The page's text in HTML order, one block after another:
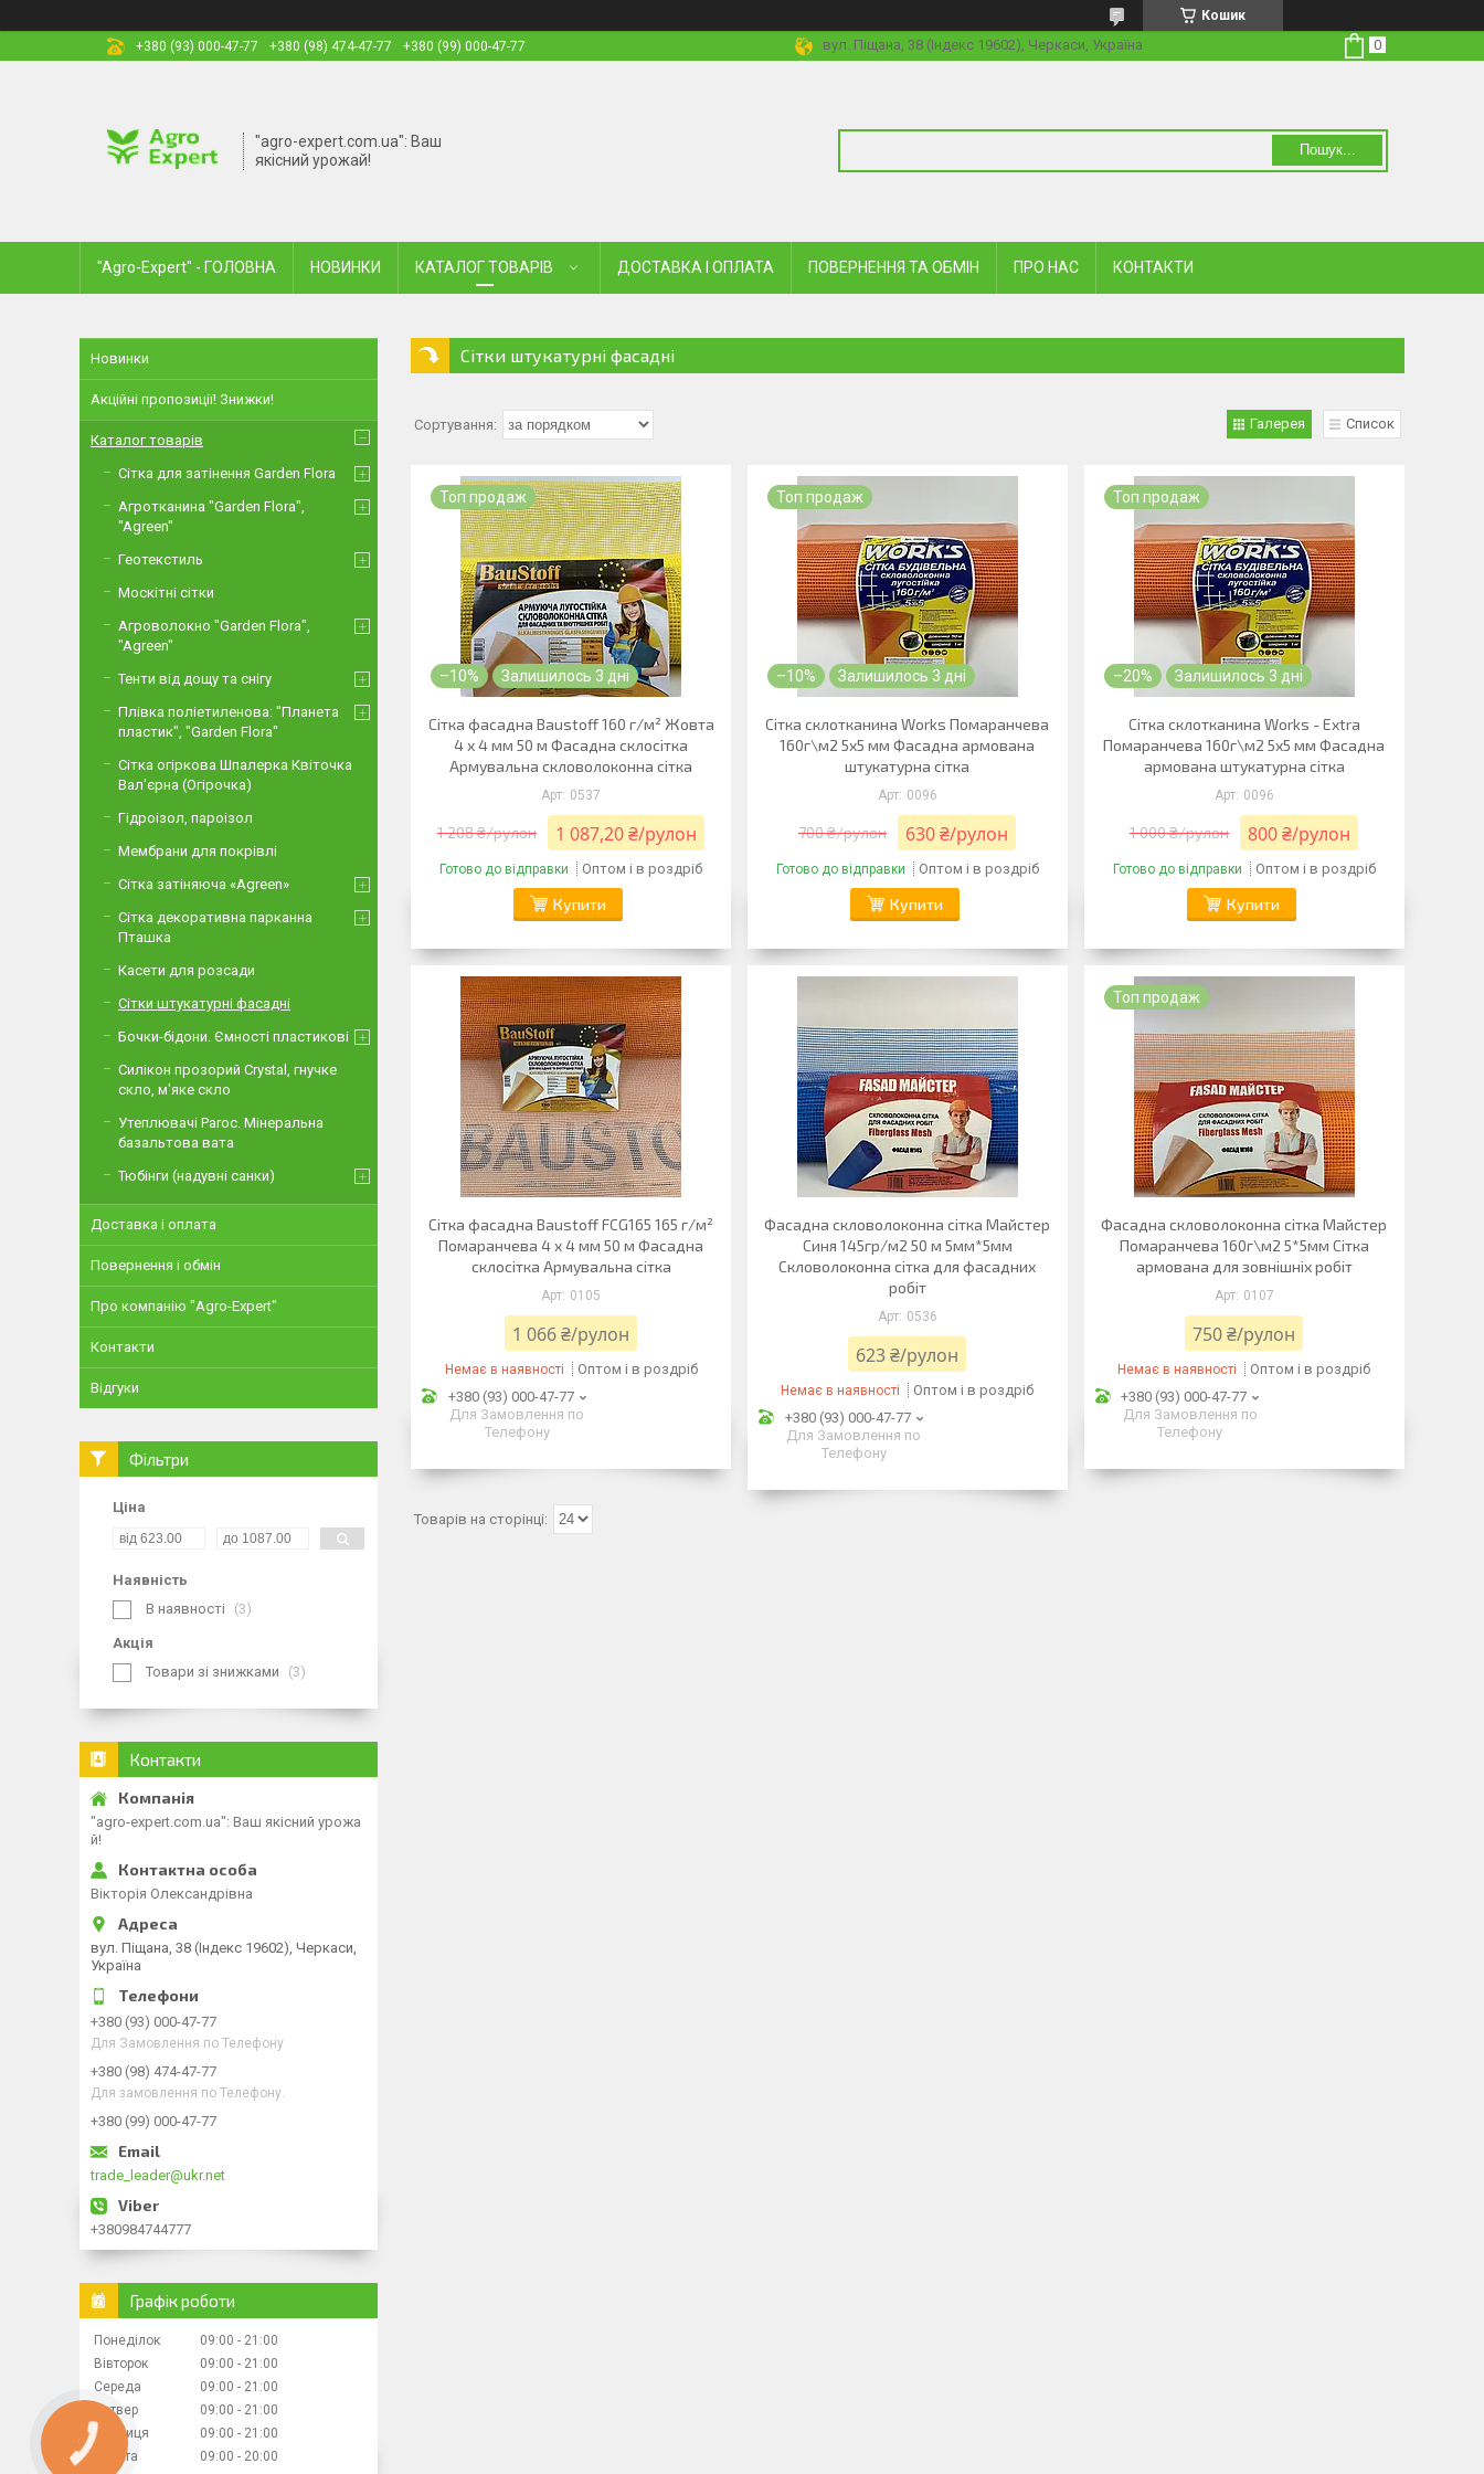
Кошик
+380 (93) 000-47-77
+380 (98) 474-47-77 +380 (99) 000-47-77 вул. Піщана, 38 (Індекс 19602), Черкаси, Україна
"agro-expert.com.ua": Ваш
якісний урожай!
Пошук...
"Agro-Expert" - ГОЛОВНА НОВИНКИ КАТАЛОГ ТОВАРІВ ДОСТАВКА І ОПЛАТА ПОВЕРНЕННЯ ТА ОБМІН ПРО НАС КОНТАКТИ
Сітки штукатурні фасадні
Галерея Список
Топ продаж
–10% Залишилось 3 дні
Сітка фасадна Baustoff 160 г/м² Жовта
4 х 4 мм 50 м Фасадна склосітка
Армувальна скловолоконна сітка
0537
1 208 ₴/рулон 1 087,20 ₴/рулон
Готово до відправки Оптом і в роздріб
Купити
Топ продаж
–10% Залишилось 3 дні
Сітка склотканина Works Помаранчева
160г\м2 5х5 мм Фасадна армована
штукатурна сітка
0096
700 ₴/рулон 630 ₴/рулон
Готово до відправки Оптом і в роздріб
Купити
Топ продаж
–20% Залишилось 3 дні
Сітка склотканина Works - Extra
Помаранчева 160г\м2 5х5 мм Фасадна
армована штукатурна сітка
0096
1 000 ₴/рулон 800 ₴/рулон
Готово до відправки Оптом і в роздріб
Купити
Сітка фасадна Baustoff FCG165 165 г/м²
Помаранчева 4 х 4 мм 50 м Фасадна
склосітка Армувальна сітка
0105
1 066 ₴/рулон
Немає в наявності
Оптом і в роздріб
+380 (93) 000-47-77
Для Замовлення по
Телефону
Фасадна скловолоконна сітка Майстер
Синя 145гр/м2 50 м 5мм*5мм
Скловолоконна сітка для фасадних
робіт
0536
623 ₴/рулон
Немає в наявності
Оптом і в роздріб
+380 (93) 000-47-77
Для Замовлення по
Телефону
Топ продаж
Фасадна скловолоконна сітка Майстер
Помаранчева 160г\м2 5*5мм Сітка
армована для зовнішніх робіт
0107
750 ₴/рулон
Немає в наявності
Оптом і в роздріб
+380 (93) 000-47-77
Для Замовлення по
Телефону
Новинки
Акційні пропозиції! Знижки!
Каталог товарів
Сітка для затінення Garden Flora
Агротканина "Garden Flora",
"Agreen"
Геотекстиль
Москітні сітки
Агроволокно "Garden Flora",
"Agreen"
Тенти від дощу та снігу
Плівка поліетиленова: "Планета
пластик", "Garden Flora"
Сітка огіркова Шпалерка Квіточка
Вал'єрна (Огірочка)
Гідроізол, пароізол
Мембрани для покрівлі
Сітка затіняюча «Agreen»
Сітка декоративна парканна
Пташка
Касети для розсади
Сітки штукатурні фасадні
Бочки-бідони. Ємності пластикові
Силікон прозорий Crystal, гнучке
скло, м'яке скло
Утеплювачі Paroc. Мінеральна
базальтова вата
Тюбінги (надувні санки)
Доставка і оплата
Повернення і обмін
Про компанію "Agro-Expert"
Контакти
Відгуки
Фільтри
Ціна
Наявність
В наявності
3
Акція
Товари зі знижками
3
Контакти
"agro-expert.com.ua": Ваш якісний урожа
й!
Вікторія Олександрівна
вул. Піщана, 38 (Індекс 19602), Черкаси,
Україна
+380 (93) 000-47-77
Для Замовлення по Телефону
+380 (98) 474-47-77
Для замовлення по Телефону.
+380 (99) 000-47-77
trade_leader@ukr.net
+380984744777
Графік роботи
Понеділок 09:00
21:00
Вівторок
09:00
21:00
Середа
09:00
21:00
Четвер
09:00
21:00
Пʼятниця
09:00
21:00
Субота
09:00
20:00
КНОПКА
ЗВ'ЯЗКУ